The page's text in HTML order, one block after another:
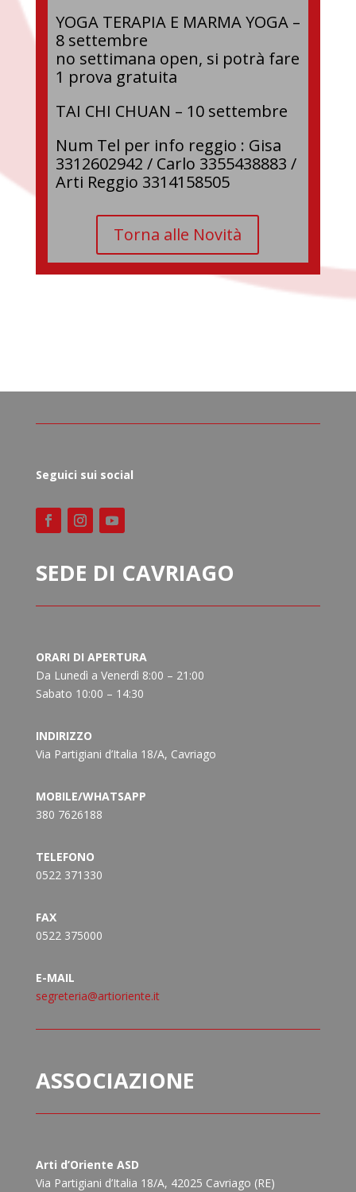
YOGA TERAPIA E MARMA YOGA –
8 settembre
no settimana open, si potrà fare
1 prova gratuita
TAI CHI CHUAN – 10 settembre
Num Tel per info reggio : Gisa
3312602942 / Carlo 3355438883 /
Arti Reggio 3314158505
Torna alle Novità
Seguici sui social
SEDE DI CAVRIAGO
ORARI DI APERTURA
Da Lunedì a Venerdì 8:00 – 21:00
Sabato 10:00 – 14:30
INDIRIZZO
Via Partigiani d’Italia 18/A, Cavriago
MOBILE/WHATSAPP
380 7626188
TELEFONO
0522 371330
FAX
0522 375000
E-MAIL
segreteria@artioriente.it
ASSOCIAZIONE
Arti d’Oriente ASD
Via Partigiani d’Italia 18/A, 42025 Cavriago (RE)